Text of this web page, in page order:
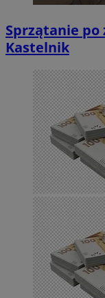
Sprzątanie po
Kastelnik